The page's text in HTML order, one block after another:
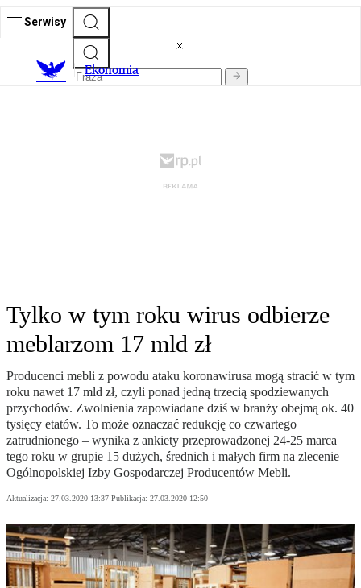
Serwisy
Ekonomia
Tylko w tym roku wirus odbierze
meblarzom 17 mld zł
Producenci mebli z powodu ataku koronawirusa mogą stracić w tym
roku nawet 17 mld zł, czyli ponad jedną trzecią spodziewanych
przychodów. Zwolnienia zapowiadane dziś w branży obejmą ok. 40
tysięcy etatów. To może oznaczać redukcję co czwartego
zatrudnionego – wynika z ankiety przeprowadzonej 24-25 marca
tego roku w grupie 15 dużych, średnich i małych firm na zlecenie
Ogólnopolskiej Izby Gospodarczej Producentów Mebli.
Aktualizacja: 27.03.2020 13:37 Publikacja: 27.03.2020 12:50